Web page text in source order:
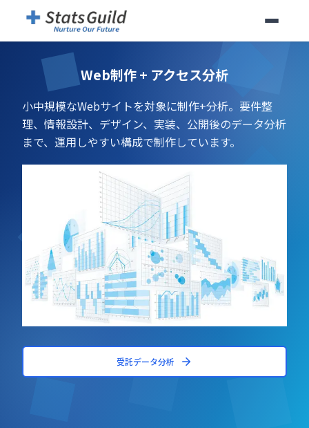
Web制作 + アクセス分析
小中規模なWebサイトを対象に制作+分析。要件整
理、情報設計、デザイン、実装、公開後のデータ分析
まで、運用しやすい構成で制作しています。
受託データ分析